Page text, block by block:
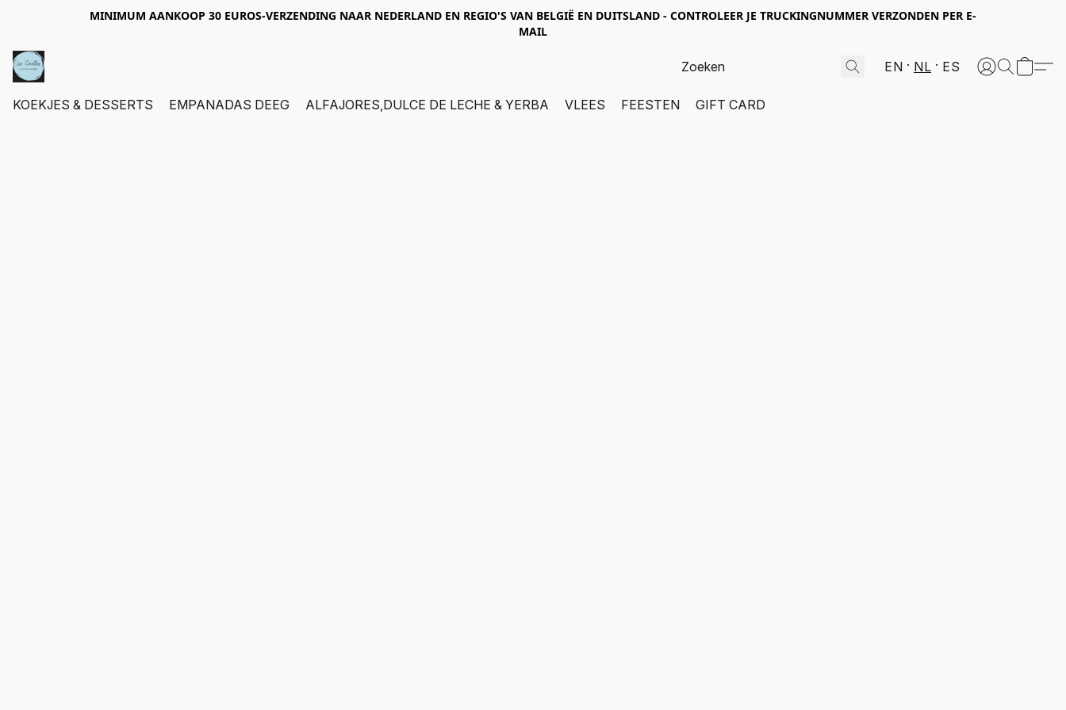
MINIMUM AANKOOP 30 EUROS-VERZENDING NAAR NEDERLAND EN REGIO'S VAN BELGIË EN DUITSLAND - CONTROLEER JE TRUCKINGNUMMER VERZONDEN PER E-
MAIL
EN NL ES
KOEKJES & DESSERTS EMPANADAS DEEG ALFAJORES,DULCE DE LECHE & YERBA VLEES FEESTEN GIFT CARD